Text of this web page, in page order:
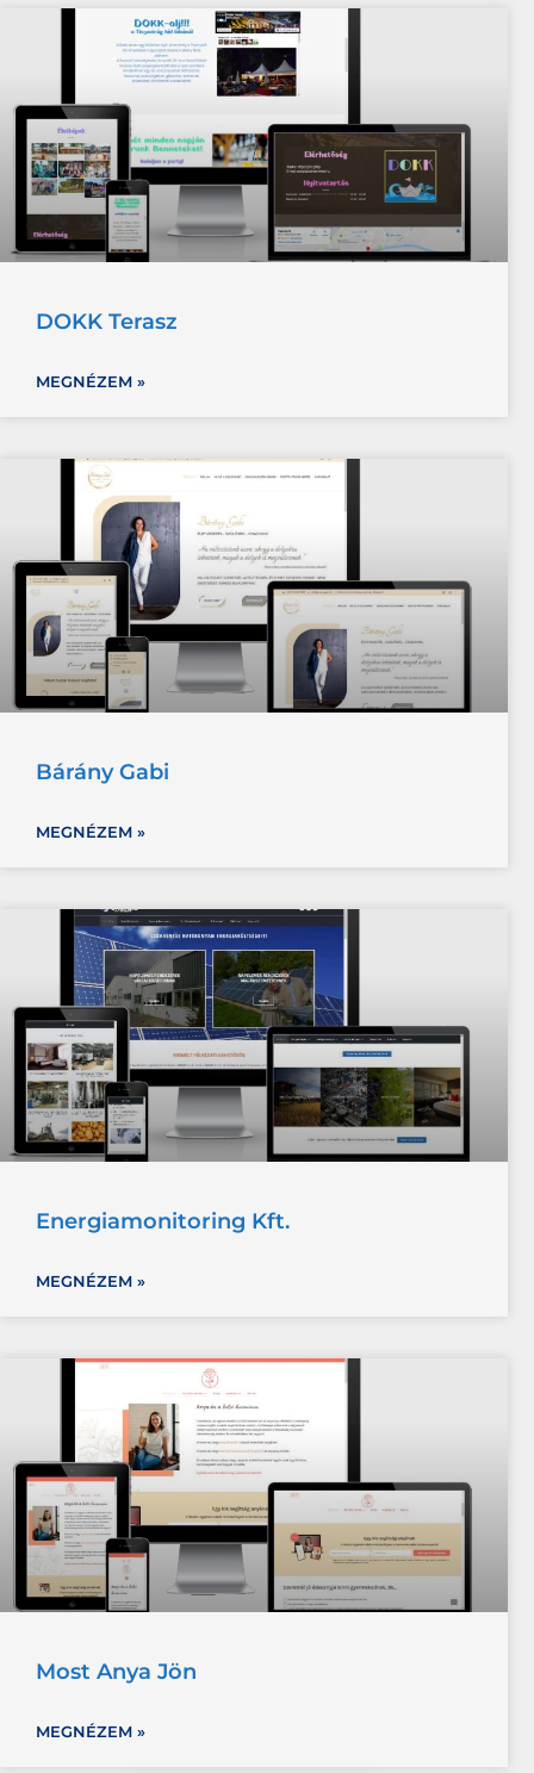
DOKK Terasz
MEGNÉZEM »
Bárány Gabi
MEGNÉZEM »
Energiamonitoring Kft.
MEGNÉZEM »
Most Anya Jön
MEGNÉZEM »